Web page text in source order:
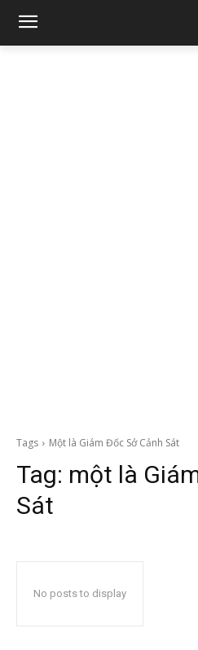
Tags Một là Giám Đốc Sở Cảnh Sát
Tag: một là
Sát
No posts to display